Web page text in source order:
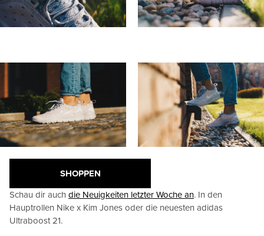
SHOPPEN
Schau dir auch die Neuigkeiten letzter Woche an. In den
Hauptrollen Nike x Kim Jones oder die neuesten adidas
Ultraboost 21.